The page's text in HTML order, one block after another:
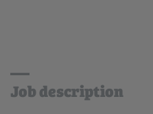
Job description